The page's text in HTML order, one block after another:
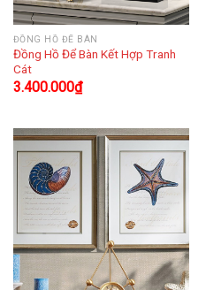
ĐỒNG HỒ ĐỂ BÀN
Đồng Hồ Để Bàn Kết Hợp Tranh
Cát
3.400.000₫